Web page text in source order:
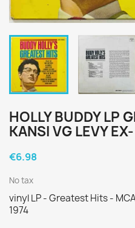
HOLLY BUDDY LP
KANSI VG LEVY
€6.98
No tax
vinyl LP - Greatest Hits -
1974